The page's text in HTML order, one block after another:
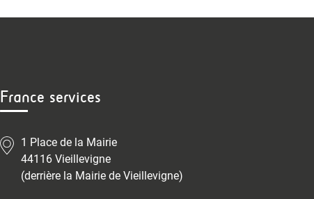
France services
1 Place de la Mairie
44116 Vieillevigne
(derrière la Mairie de Vieillevigne)